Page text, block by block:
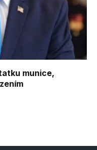
munice,